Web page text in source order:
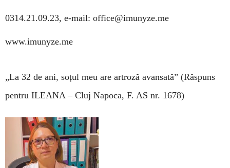
0314.21.09.23, e-mail: office@imunyze.me
www.imunyze.me
„La 32 de ani, soțul meu are artroză avansată” (Răspuns
pentru ILEANA – Cluj Napoca, F. AS nr. 1678)